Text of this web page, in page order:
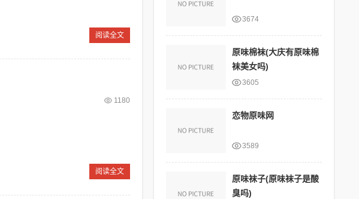
阅读全文
1180
阅读全文
3674
原味棉袜(大庆有原味棉
袜美女吗)
3605
恋物原味网
3589
原味袜子(原味袜子是酸
臭吗)